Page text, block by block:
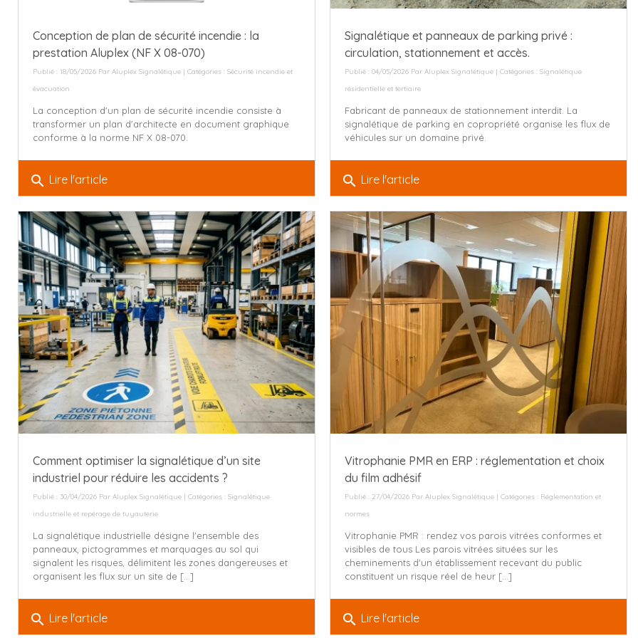
Conception de plan de sécurité incendie : la
prestation Aluplex (NF X 08-070)
Publié : 18/05/2026 Par Aluplex Signalétique | Catégories : Sécurité incendie et
évacuation
La conception d'un plan de sécurité incendie consiste à
transformer un plan d'architecte en document graphique
conforme à la norme NF X 08-070.
search Lire l'article
Signalétique et panneaux de parking privé :
circulation, stationnement et accès.
Publié : 04/05/2026 Par Aluplex Signalétique| Catégories : Signalétique
résidentielle et tertiaire
Fabricant de panneaux de stationnement interdit. La
signalétique de parking en copropriété organise les flux de
véhicules sur un domaine privé.
search Lire l'article
Comment optimiser la signalétique d’un site
industriel pour réduire les accidents ?
Publié : 30/04/2026 Par Aluplex Signalétique | Catégories : Signalétique
industrielle et repérage de tuyauterie
La signalétique industrielle désigne l'ensemble des
panneaux, pictogrammes et marquages au sol qui
signalent les risques, délimitent les zones dangereuses et
organisent les flux sur un site de [...]
search Lire l'article
Vitrophanie PMR en ERP : réglementation et choix
du film adhésif
Publié : 27/04/2026 Par Aluplex Signalétique| Catégories : Réglementation et
normes
Vitrophanie PMR : rendez vos parois vitrées conformes et
visibles de tous Les parois vitrées situées sur les
cheminements d'un établissement recevant du public
constituent un risque réel de heur [...]
search Lire l'article